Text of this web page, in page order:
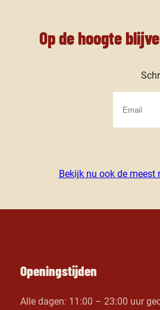
Op de hoogte
Bekijk nu ook de meest
Openingstijden
Alle dagen: 11:00 – 23:00 uur